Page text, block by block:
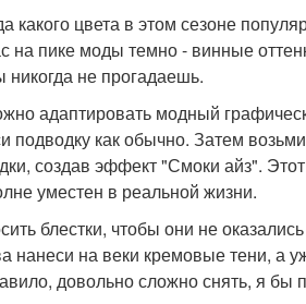
какого цвета в этом сезоне
на пике моды темно - винные
никогда не прогадаешь.
адаптировать модный
подводку как обычно. Затем
создав эффект "Смоки айз".
уместен в реальной жизни.
блестки, чтобы они не
нанеси на веки кремовые тени, а
довольно сложно снять, я